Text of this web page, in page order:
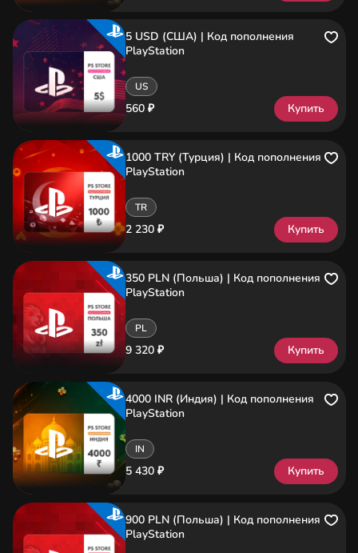
5 USD (США) | Код пополнения
PlayStation
US
560 ₽ Купить
1000 TRY (Турция) | Код пополнения
PlayStation
TR
2 230 ₽ Купить
350 PLN (Польша) | Код пополнения
PlayStation
PL
9 320 ₽ Купить
4000 INR (Индия) | Код пополнения
PlayStation
IN
5 430 ₽ Купить
900 PLN (Польша) | Код пополнения
PlayStation